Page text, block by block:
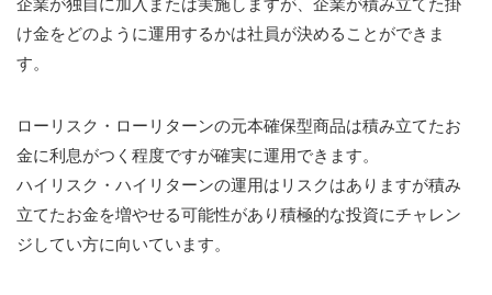
け金をどのように運用するかは社員が決めることができま
す。
ローリスク・ローリターンの元本確保型商品は積み立てたお
金に利息がつく程度ですが確実に運用できます。
ハイリスク・ハイリターンの運用はリスクはありますが積み
立てたお金を増やせる可能性があり積極的な投資にチャレン
ジしてい方に向いています。